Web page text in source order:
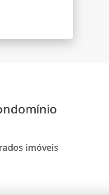
imóveis